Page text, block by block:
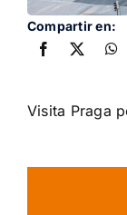
Contacto
Compartir en:
Visita Praga